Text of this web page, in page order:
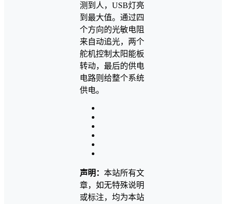
测到人，USB灯亮
到最大值。通过四
个方向的光敏电阻
来自动追光，两个
舵机控制太阳能板
转动，最后的供电
电路则给整个系统
供电。
声明： 本站所有文
章，如无特殊说明
或标注，均为本站